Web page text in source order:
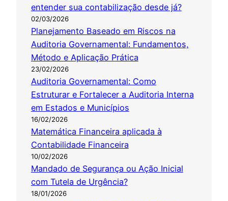
entender sua contabilização desde já?
02/03/2026
Planejamento Baseado em Riscos na
Auditoria Governamental: Fundamentos,
Método e Aplicação Prática
23/02/2026
Auditoria Governamental: Como
Estruturar e Fortalecer a Auditoria Interna
em Estados e Municípios
16/02/2026
Matemática Financeira aplicada à
Contabilidade Financeira
10/02/2026
Mandado de Segurança ou Ação Inicial
com Tutela de Urgência?
18/01/2026